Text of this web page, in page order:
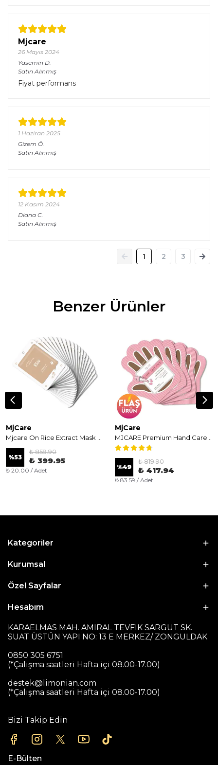
Mjcare
26 Mayıs 2024
Yasemin D.
Satın Alınmış
Fiyat performans
1 Haziran 2025
Gizem Ö.
Satın Alınmış
12 Kasım 2024
Diana C.
Satın Alınmış
1 2 3
Benzer Ürünler
MjCare
%53
₺ 859.90
₺ 399.95
₺ 20.00 / Adet
MjCare
%49
₺ 819.90
₺ 417.94
₺ 83.59 / Adet
Kategoriler
Kurumsal
Özel Sayfalar
Hesabım
KARAELMAS MAH. AMIRAL TEVFIK SARGUT SK.
SUAT ÜSTÜN YAPI NO: 13 E MERKEZ/ ZONGULDAK
0850 305 6751
(*Çalışma saatleri Hafta içi 08.00-17.00)
destek@limonian.com
(*Çalışma saatleri Hafta içi 08.00-17.00)
Bizi Takip Edin
E-Bülten